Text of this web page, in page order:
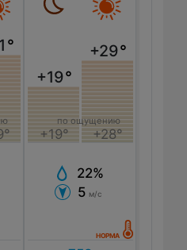
°
+19°
+19°
+29°
+28°
по ощущению
22%
5 м/с